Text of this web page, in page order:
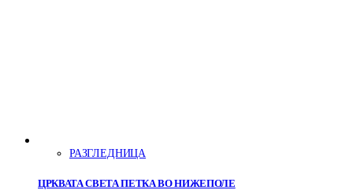
РАЗГЛЕДНИЦА
ЦРКВАТА СВЕТА ПЕТКА ВО НИЖЕПОЛЕ